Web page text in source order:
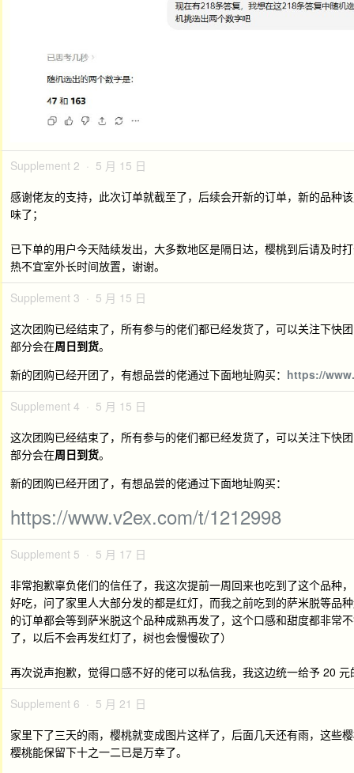
Supplement 2 · 5 月 15 日
感谢佬友的支持，此次订单就截至了，后续会开新的订单，新的品种
味了；
已下单的用户今天陆续发出，大多数地区是隔日达，樱桃到后请及时
热不宜室外长时间放置，谢谢。
Supplement 3 · 5 月 15 日
这次团购已经结束了，所有参与的佬们都已经发货了，可以关注下快
部分会在周日到货。
新的团购已经开团了，有想品尝的佬通过下面地址购买： https://
Supplement 4 · 5 月 15 日
这次团购已经结束了，所有参与的佬们都已经发货了，可以关注下快
部分会在周日到货。
新的团购已经开团了，有想品尝的佬通过下面地址购买：
https://www.v2ex.com/t/1212998
Supplement 5 · 5 月 17 日
非常抱歉辜负佬们的信任了，我这次提前一周回来也吃到了这个品种
好吃，问了家里人大部分发的都是红灯，而我之前吃到的萨米脱等品
的订单都会等到萨米脱这个品种成熟再发了，这个口感和甜度都非常
了，以后不会再发红灯了，树也会慢慢砍了）
再次说声抱歉，觉得口感不好的佬可以私信我，我这边统一给予 20
Supplement 6 · 5 月 21 日
家里下了三天的雨，樱桃就变成图片这样了，后面几天还有雨，这些
樱桃能保留下十之一二已是万幸了。